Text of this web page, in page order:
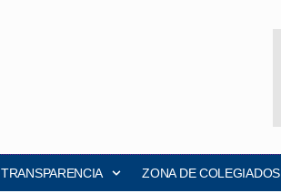
TRANSPARENCIA ZONA DE COLEGIADOS